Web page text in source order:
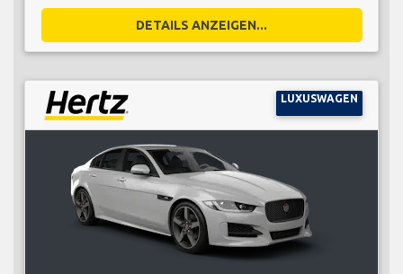
DETAILS ANZEIGEN...
LUXUSWAGEN